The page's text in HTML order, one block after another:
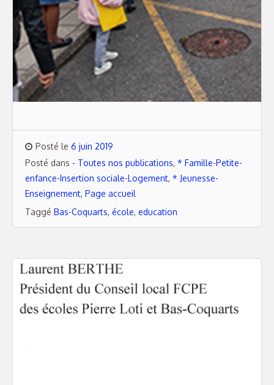
Posté le 6 juin 2019
Posté dans - Toutes nos publications, * Famille-Petite-
enfance-Insertion sociale-Logement, * Jeunesse-
Enseignement, Page accueil
Taggé Bas-Coquarts, école, education